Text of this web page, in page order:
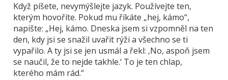
Když píšete, nevymýšlejte jazyk. Používejte ten,
kterým hovoříte. Pokud mu říkáte „hej, kámo“,
napište: „Hej, kámo. Dneska jsem si vzpomněl na ten
den, kdy jsi se snažil uvařit rýži a všechno se ti
vypařilo. A ty jsi se jen usmál a řekl: ‚No, aspoň jsem
se naučil, že to nejde takhle.‘ To je ten chlap,
kterého mám rád.“